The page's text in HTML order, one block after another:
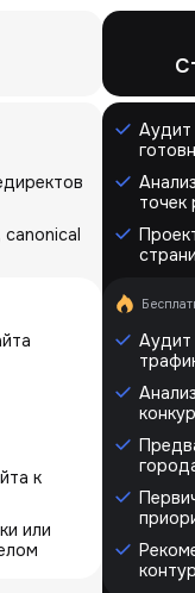
к
или
Аудит
точек
Аудит